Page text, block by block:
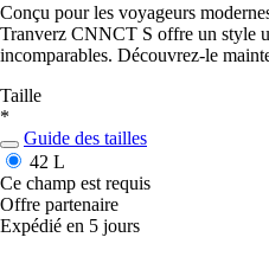
Conçu pour les voyageurs
Tranverz CNNCT S offre un style
incomparables. Découvrez-le
Taille
*
Guide des tailles
42 L
Ce champ est requis
Offre partenaire
Expédié en 5 jours